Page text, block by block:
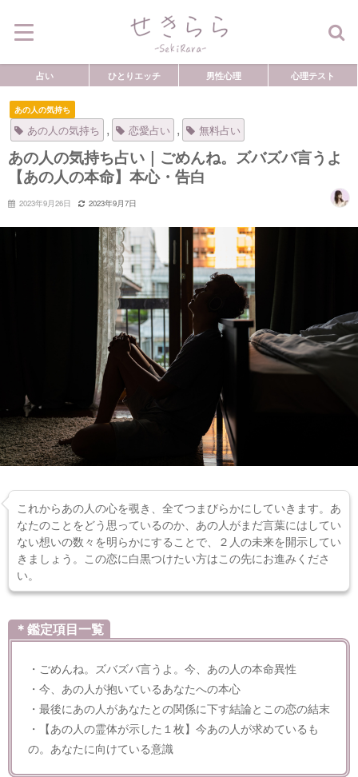
占い ひとりエッチ 男性心理 心理テスト
あの人の気持ち
あの人の気持ち , 恋愛占い , 無料占い
あの人の気持ち占い｜ごめんね。ズバズバ言うよ
【あの人の本命】本心・告白
2023年9月26日 2023年9月7日
これからあの人の心を覗き、全てつまびらかにしていきます。あ
なたのことをどう思っているのか、あの人がまだ言葉にはしてい
ない想いの数々を明らかにすることで、２人の未来を開示してい
きましょう。この恋に白黒つけたい方はこの先にお進みくださ
い。
＊鑑定項目一覧
・ごめんね。ズバズバ言うよ。今、あの人の本命異性
・今、あの人が抱いているあなたへの本心
・最後にあの人があなたとの関係に下す結論とこの恋の結末
・【あの人の霊体が示した１枚】今あの人が求めているも
の。あなたに向けている意識